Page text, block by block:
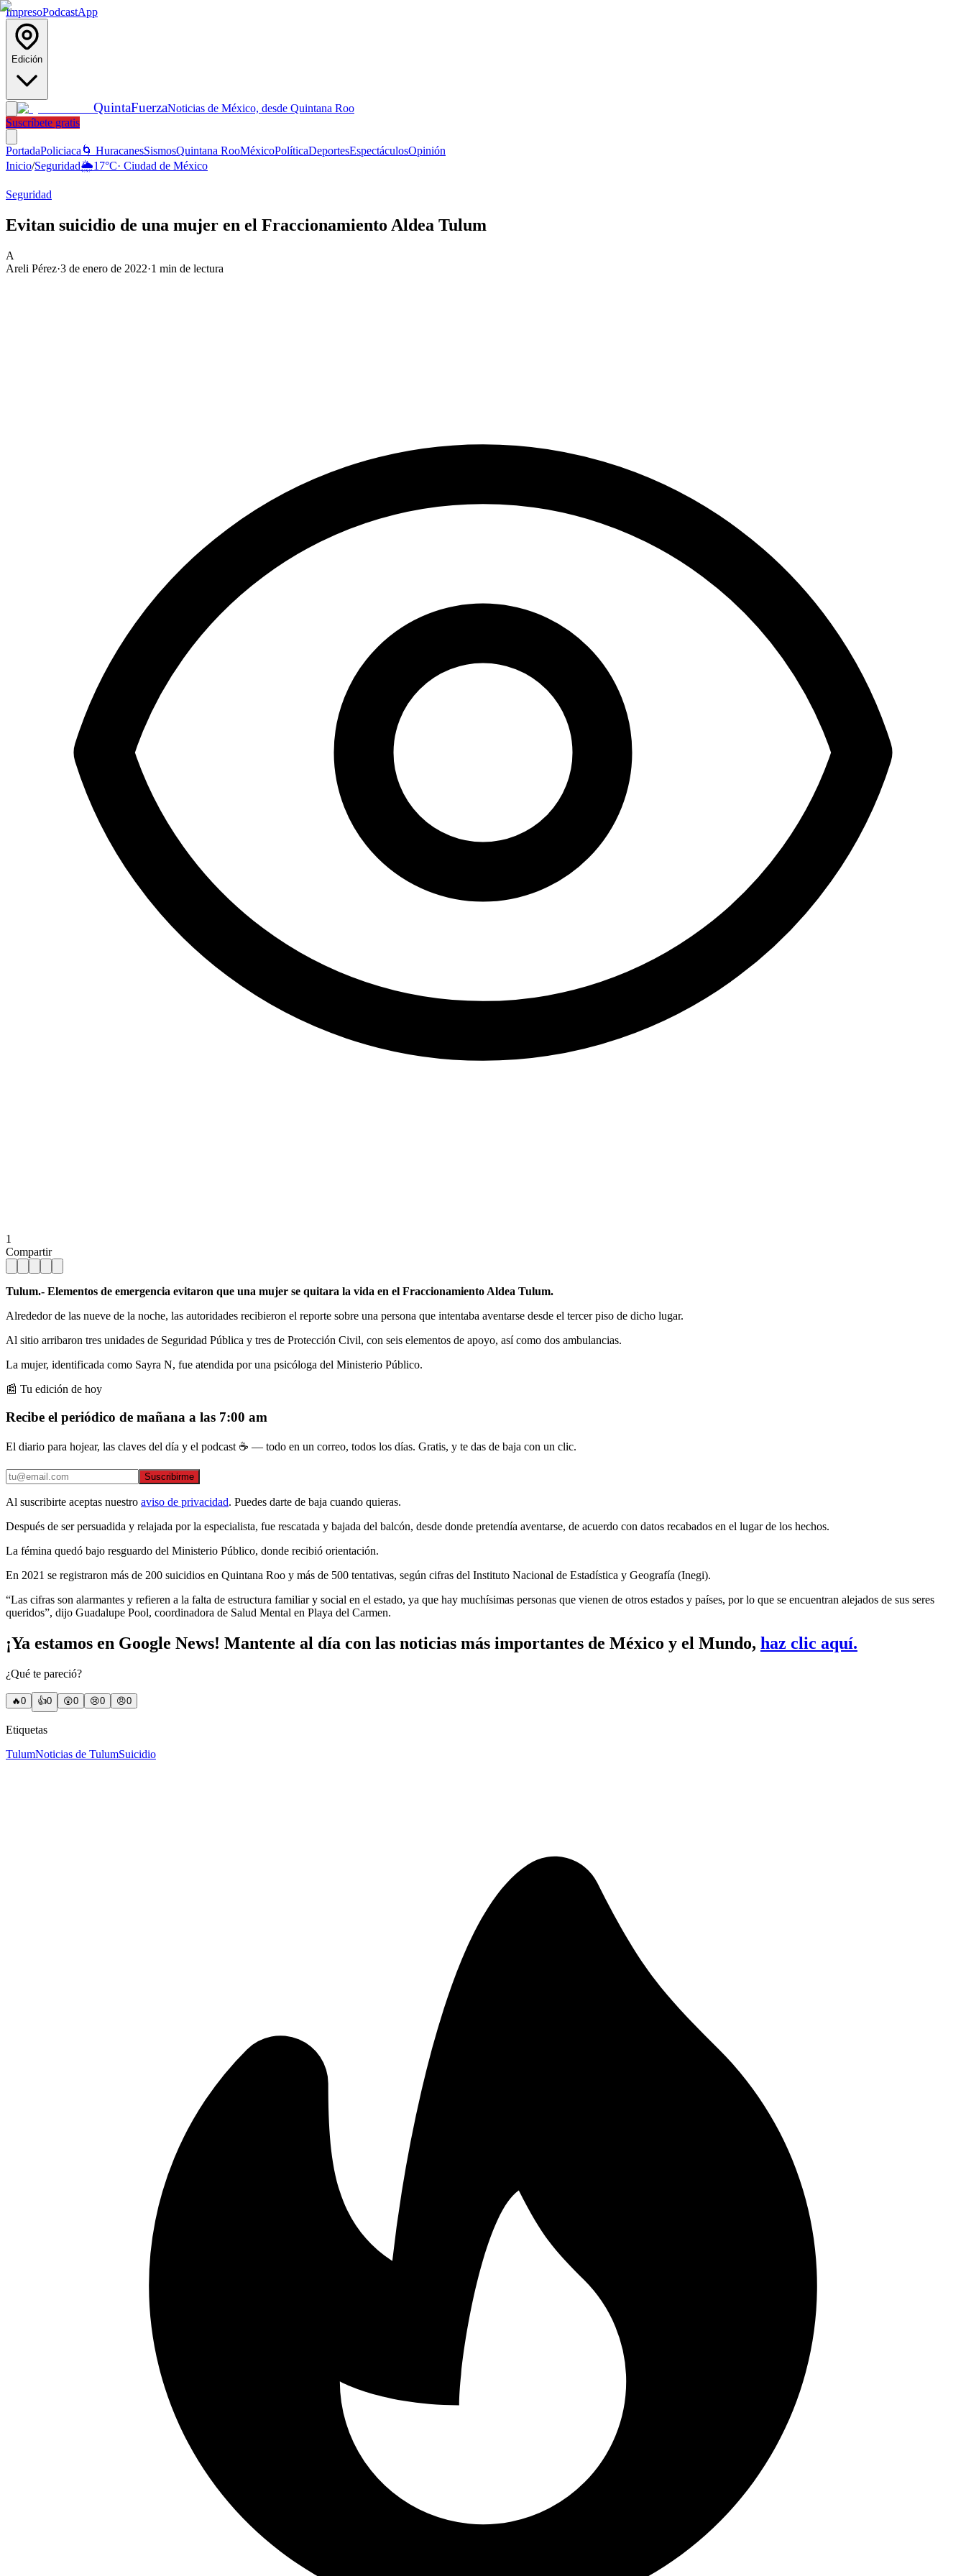
ImpresoPodcastApp
Edición
QuintaFuerzaNoticias de México, desde Quintana Roo
Suscríbete gratis
PortadaPoliciaca 🌀 HuracanesSismosQuintana RooMéxicoPolíticaDeportesEspectáculosOpinión
Inicio/Seguridad🌦️17°C· Ciudad de México
Seguridad
Evitan suicidio de una mujer en el Fraccionamiento Aldea Tulum
A
Areli Pérez·3 de enero de 2022·1 min de lectura
1
Compartir
Tulum.- Elementos de emergencia evitaron que una mujer se quitara la vida en el Fraccionamiento Aldea Tulum.
Alrededor de las nueve de la noche, las autoridades recibieron el reporte sobre una persona que intentaba aventarse desde el tercer piso de dicho lugar.
Al sitio arribaron tres unidades de Seguridad Pública y tres de Protección Civil, con seis elementos de apoyo, así como dos ambulancias.
La mujer, identificada como Sayra N, fue atendida por una psicóloga del Ministerio Público.
📰 Tu edición de hoy
Recibe el periódico de mañana a las 7:00 am
El diario para hojear, las claves del día y el podcast ☕ — todo en un correo, todos los días. Gratis, y te das de baja con un clic.
Suscribirme
Al suscribirte aceptas nuestro aviso de privacidad. Puedes darte de baja cuando quieras.
Después de ser persuadida y relajada por la especialista, fue rescatada y bajada del balcón, desde donde pretendía aventarse, de acuerdo con datos recabados en el lugar de los hechos.
La fémina quedó bajo resguardo del Ministerio Público, donde recibió orientación.
En 2021 se registraron más de 200 suicidios en Quintana Roo y más de 500 tentativas, según cifras del Instituto Nacional de Estadística y Geografía (Inegi).
“Las cifras son alarmantes y refieren a la falta de estructura familiar y social en el estado, ya que hay muchísimas personas que vienen de otros estados y países, por lo que se encuentran alejados de sus seres
queridos”, dijo Guadalupe Pool, coordinadora de Salud Mental en Playa del Carmen.
¡Ya estamos en Google News! Mantente al día con las noticias más importantes de México y el Mundo, haz clic aquí.
¿Qué te pareció?
🔥0 👍0 😲0 😢0 😠0
Etiquetas
TulumNoticias de TulumSuicidio